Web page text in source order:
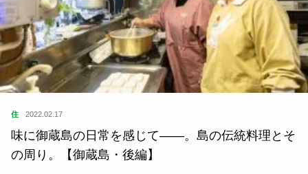
住 2022.02.17
味に御蔵島の日常を感じて――。島の伝統料理とそ
の周り。【御蔵島・後編】